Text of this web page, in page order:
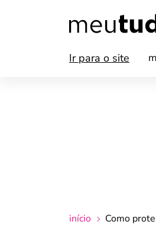
Ir para o site
início Como